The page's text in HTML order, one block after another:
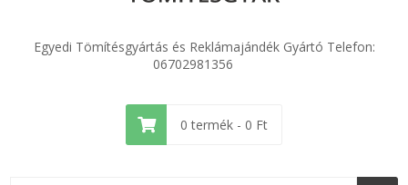
Egyedi Tömítésgyártás és Reklámajándék Gyártó Telefon:
06702981356
0 termék - 0 Ft